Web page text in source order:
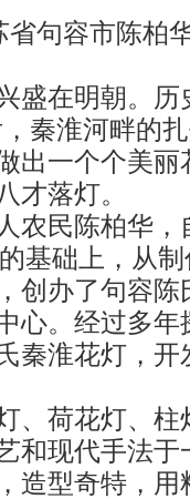
省句容市陈柏
盛在明朝。历
秦淮河畔的
出一个个美
才落灯。
农民陈柏华
基础上，从
创办了句容
心。经过多
秦淮花灯，
、荷花灯、
和现代手法
造型奇特，